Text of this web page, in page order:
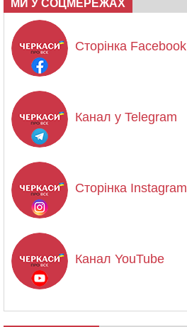
МИ У СОЦМЕРЕЖАХ
Сторінка Facebook
Канал у Telegram
Сторінка Instagram
Канал YouTube